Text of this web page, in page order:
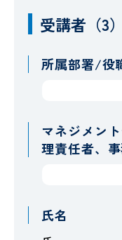
受講者（3）
所属部署/役
マネジメン
理責任者、
氏名